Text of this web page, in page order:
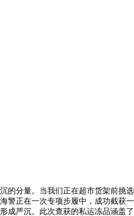
分量。当我们正在超市货架前挑
正在一次专项步履中，成功截获
严沉。此次查获的私运冻品涵盖